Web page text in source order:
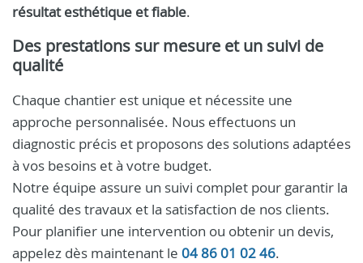
résultat esthétique et fiable.
Des prestations sur mesure et un suivi de
qualité
Chaque chantier est unique et nécessite une
approche personnalisée. Nous effectuons un
diagnostic précis et proposons des solutions adaptées
à vos besoins et à votre budget.
Notre équipe assure un suivi complet pour garantir la
qualité des travaux et la satisfaction de nos clients.
Pour planifier une intervention ou obtenir un devis,
appelez dès maintenant le 04 86 01 02 46.